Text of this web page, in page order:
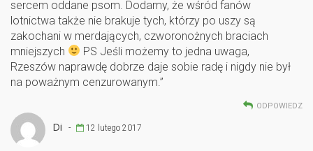
sercem oddane psom. Dodamy, że wśród fanów
lotnictwa także nie brakuje tych, którzy po uszy są
zakochani w merdających, czworonożnych braciach
mniejszych
PS Jeśli możemy to jedna uwaga,
Rzeszów naprawdę dobrze daje sobie radę i nigdy nie był
na poważnym cenzurowanym.”
ODPOWIEDZ
Di - 12 lutego 2017